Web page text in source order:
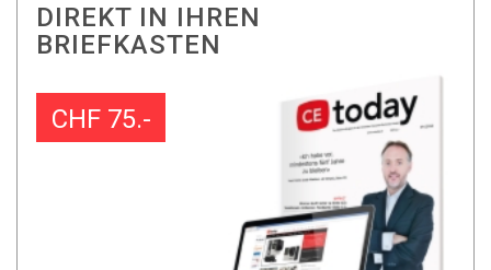
DIREKT IN IHREN
BRIEFKASTEN
CHF 75.-